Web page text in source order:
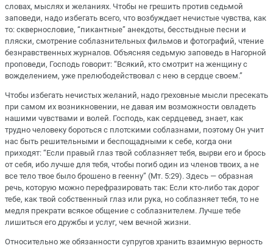
словах, мыслях и желаниях. Чтобы не грешить против седьмой
заповеди, надо избегать всего, что возбуждает нечистые чувства, как
то: сквернословие, “пикантные” анекдоты, бесстыдные песни и
пляски, смотрение соблазнительных фильмов и фотографий, чтение
безнравственных журналов. Объясняя седьмую заповедь в Нагорной
проповеди, Господь говорит: “Всякий, кто смотрит на женщину с
вожделением, уже прелюбодействовал с нею в сердце своем.”
Чтобы избегать нечистых желаний, надо греховные мысли пресекать
при самом их возникновении, не давая им возможности овладеть
нашими чувствами и волей. Господь, как сердцевед, знает, как
трудно человеку бороться с плотскими соблазнами, поэтому Он учит
нас быть решительными и беспощадными к себе, когда они
приходят: “Если правый глаз твой соблазняет тебя, вырви его и брось
от себя, ибо лучше для тебя, чтобы погиб один из членов твоих, а не
все тело твое было брошено в геенну” (Мт. 5:29). Здесь — образная
речь, которую можно перефразировать так: Если кто-либо так дорог
тебе, как твой собственный глаз или рука, но соблазняет тебя, то не
медля прекрати всякое общение с соблазнителем. Лучше тебе
лишиться его дружбы и услуг, чем вечной жизни.
Относительно же обязанности супругов хранить взаимную верность